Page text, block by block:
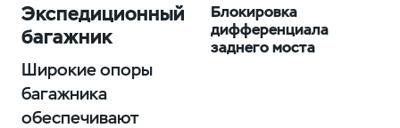
Экспедиционный
багажник
Широкие опоры
багажника
обеспечивают
Блокировка
дифференциала
заднего моста